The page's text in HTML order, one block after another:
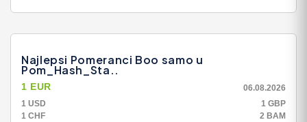
Najlepsi Pomeranci Boo samo u
Pom_Hash_Sta..
1 EUR
06.08.2026
1 USD
1 GBP
1 CHF
2 BAM